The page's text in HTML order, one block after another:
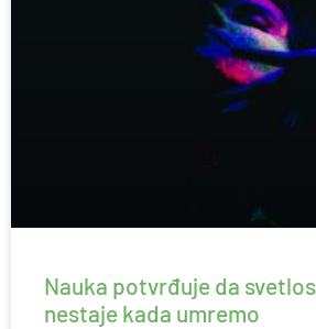
Nauka potvrđuje da
nestaje kada umremo